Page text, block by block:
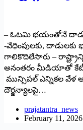
– ఓట‌మి భ‌యంతోనే
-వేధింపుల‌కు,
గాలికొదిలేసారు –
అనంత‌రం మీడియాతో
మున్సిపల్ ఎన్నికల వేళ
దౌర్జన్యాలపై…
prajatantra_news
February 11, 2026